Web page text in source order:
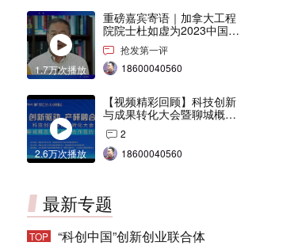
1.7万次播放
重磅嘉宾寄语｜加拿大工程
院院士杜如虚为2023中国创
交会打Call！
抢发第一评
18600040560
2.6万次播放
【视频精彩回顾】科技创新
与成果转化大会暨聊城概念
验证中心合作签约仪式
2
18600040560
最新专题
TOP “科创中国”创新创业联合体